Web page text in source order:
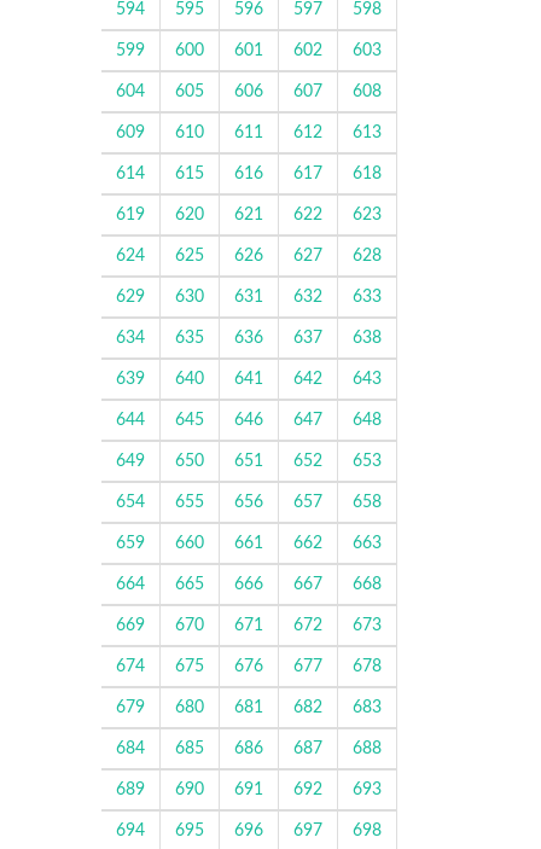
594 595 596 597 598
599 600 601 602 603
604 605 606 607 608
609 610 611 612 613
614 615 616 617 618
619 620 621 622 623
624 625 626 627 628
629 630 631 632 633
634 635 636 637 638
639 640 641 642 643
644 645 646 647 648
649 650 651 652 653
654 655 656 657 658
659 660 661 662 663
664 665 666 667 668
669 670 671 672 673
674 675 676 677 678
679 680 681 682 683
684 685 686 687 688
689 690 691 692 693
694 695 696 697 698